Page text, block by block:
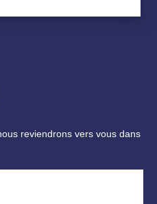
reviendrons vers vous dans